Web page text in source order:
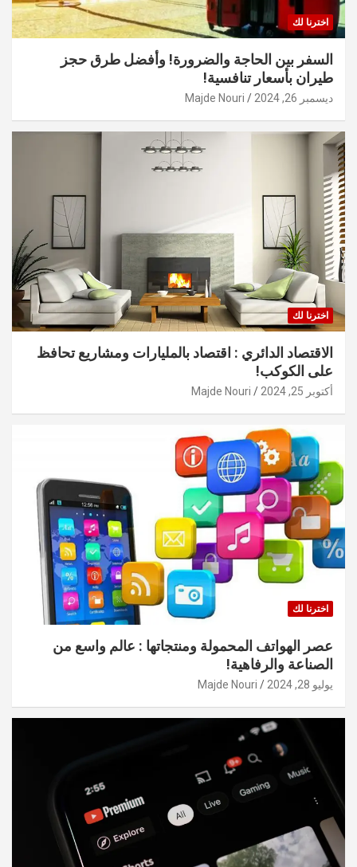
اخترنا لك
السفر بين الحاجة والضرورة! وأفضل طرق حجز
طيران بأسعار تنافسية!
ديسمبر 26, 2024 Majde Nouri
اخترنا لك
الاقتصاد الدائري : اقتصاد بالمليارات ومشاريع تحافظ
على الكوكب!
أكتوبر 25, 2024 Majde Nouri
اخترنا لك
عصر الهواتف المحمولة ومنتجاتها : عالم واسع من
الصناعة والرفاهية!
يوليو 28, 2024 Majde Nouri